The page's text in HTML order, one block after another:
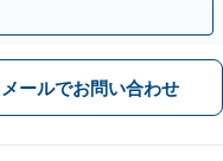
メールでお問い合わせ